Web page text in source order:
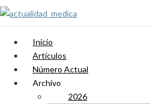
Inicio
Artículos
Número Actual
Archivo
2026